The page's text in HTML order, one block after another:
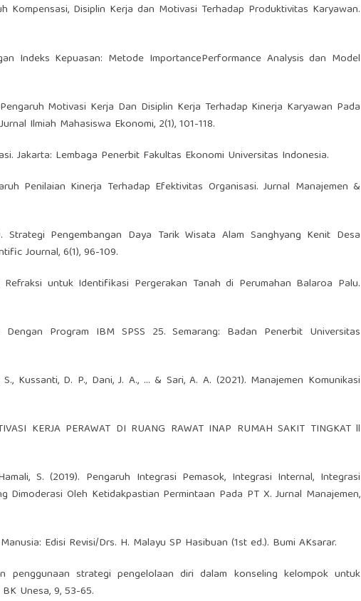
Kompensasi, Disiplin Kerja dan Motivasi Terhadap Produktivitas Karyawan.
Indeks Kepuasan: Metode ImportancePerformance Analysis dan Model
Motivasi Kerja Dan Disiplin Kerja Terhadap Kinerja Karyawan Pada
Ilmiah Mahasiswa Ekonomi, 2(1), 101-118.
Jakarta: Lembaga Penerbit Fakultas Ekonomi Universitas Indonesia.
Penilaian Kinerja Terhadap Efektivitas Organisasi. Jurnal Manajemen &
Pengembangan Daya Tarik Wisata Alam Sanghyang Kenit Desa
Journal, 6(1), 96-109.
untuk Identifikasi Pergerakan Tanah di Perumahan Balaroa Palu.
Program IBM SPSS 25. Semarang: Badan Penerbit Universitas
Kussanti, D. P., Dani, J. A., ... & Sari, A. A. (2021). Manajemen Komunikasi
KERJA PERAWAT DI RUANG RAWAT INAP RUMAH SAKIT TINGKAT ll
S. (2019). Pengaruh Integrasi Pemasok, Integrasi Internal, Integrasi
Dimoderasi Oleh Ketidakpastian Permintaan Pada PT X. Jurnal Manajemen,
Edisi Revisi/Drs. H. Malayu SP Hasibuan (1st ed.). Bumi AKsarar.
penggunaan strategi pengelolaan diri dalam konseling kelompok untuk
Unesa, 9, 53-65.